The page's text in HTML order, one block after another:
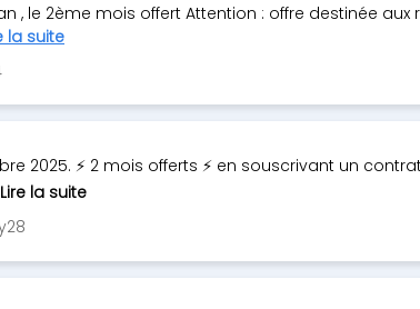
, le 2ème mois offert Attention : offre destinée
la suite
2025. ⚡ 2 mois offerts ⚡ en souscrivant un
Lire la suite